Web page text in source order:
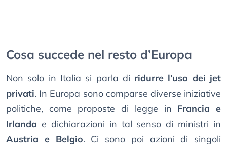
Cosa succede nel resto d’Europa
Non solo in Italia si parla di ridurre l’uso dei jet
privati. In Europa sono comparse diverse iniziative
politiche, come proposte di legge in Francia e
Irlanda e dichiarazioni in tal senso di ministri in
Austria e Belgio. Ci sono poi azioni di singoli